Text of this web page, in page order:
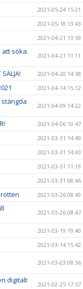
2021-05-24 15:21
2021-05-18 13:43
2021-04-21 13:59
söka.
2021-04-21 11:11
2021-04-20 14:38
2021-04-14 15:12
2021-04-09 14:22
2021-04-06 10:47
2021-03-31 14:49
2021-03-31 14:43
2021-03-31 11:19
2021-03-31 08:46
2021-03-26 08:49
2021-03-26 08:47
2021-03-19 19:40
2021-03-14 15:42
2021-03-03 08:56
digitalt
2021-02-25 17:57